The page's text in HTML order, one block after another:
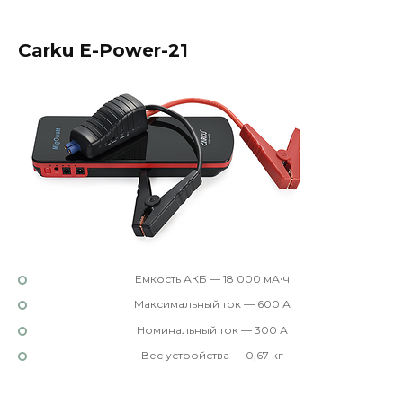
Carku E-Power-21
Емкость АКБ — 18 000 мА⋅ч
Максимальный ток — 600 А
Номинальный ток — 300 А
Вес устройства — 0,67 кг